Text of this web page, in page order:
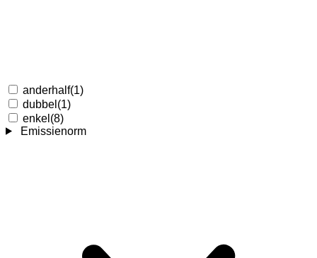
anderhalf(1)
dubbel (1)
enkel (8)
Emissienorm